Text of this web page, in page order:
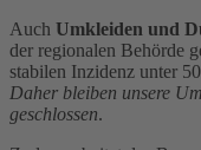
Auch Umkleiden und
der regionalen Behörde
stabilen Inzidenz unter
Daher bleiben unsere
geschlossen.